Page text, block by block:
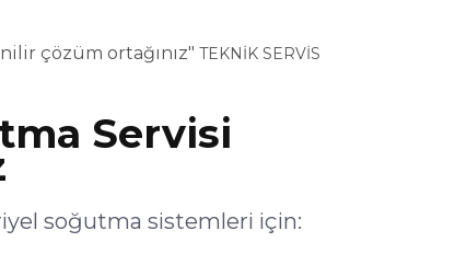
çözüm ortağınız" TEKNİK SERVİS
Servisi
soğutma sistemleri için: